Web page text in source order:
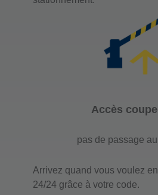
Accès
pas de passage
Arrivez quand vous voulez
24/24 grâce à votre code.